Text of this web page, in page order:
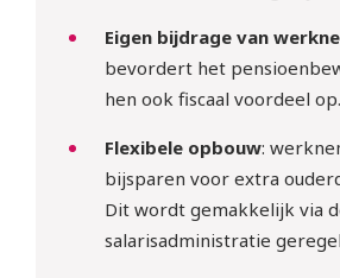
Eigen bijdrage van
bevordert het
hen ook fiscaal voordeel op.
Flexibele opbouw:
bijsparen voor extra
Dit wordt gemakkelijk via
salarisadministratie